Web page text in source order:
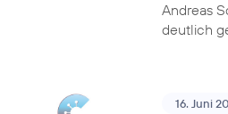
Andreas
deutlich
16. Juni